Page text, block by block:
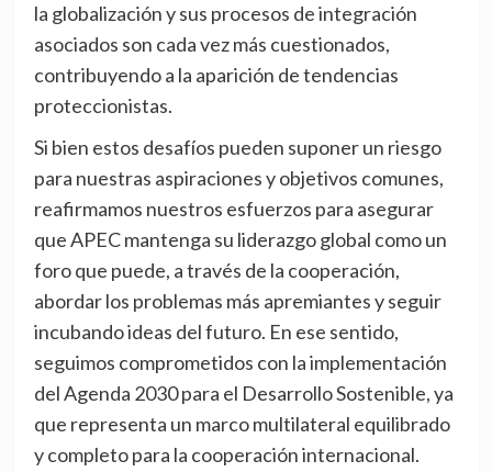
la globalización y sus procesos de integración
asociados son cada vez más cuestionados,
contribuyendo a la aparición de tendencias
proteccionistas.
Si bien estos desafíos pueden suponer un riesgo
para nuestras aspiraciones y objetivos comunes,
reafirmamos nuestros esfuerzos para asegurar
que APEC mantenga su liderazgo global como un
foro que puede, a través de la cooperación,
abordar los problemas más apremiantes y seguir
incubando ideas del futuro. En ese sentido,
seguimos comprometidos con la implementación
del Agenda 2030 para el Desarrollo Sostenible, ya
que representa un marco multilateral equilibrado
y completo para la cooperación internacional.